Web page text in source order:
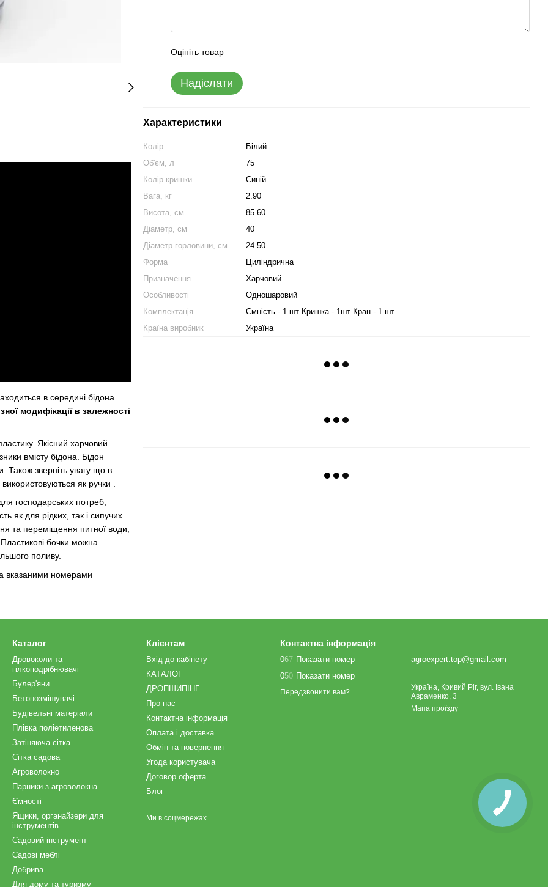
в середині бідона.
модифікації в залежності
Якісний харчовий
вмісту бідона. Бідон
Також зверніть увагу що в
як ручки .
господарських потреб,
як для рідких, так і сипучих
та переміщення питної води,
бочки можна
поливу.
вказаними номерами
Оцініть товар
Надіслати
Характеристики
Колір
Білий
Об'єм, л
75
Колір кришки
Синій
Вага, кг
2.90
Висота, см
85.60
Діаметр, см
40
Діаметр горловини, см
24.50
Форма
Циліндрична
Призначення
Харчовий
Особливості
Одношаровий
Комплектація
Ємність - 1 шт Кришка - 1шт Кран - 1 шт.
Країна виробник
Україна
Каталог
Дровоколи та
гілкоподрібнювачі
Булер'яни
Бетонозмішувачі
Будівельні матеріали
Плівка поліетиленова
Затіняюча сітка
Сітка садова
Агроволокно
Парники з агроволокна
Ємності
Ящики, органайзери для
інструментів
Садовий інструмент
Садові меблі
Добрива
Для дому та туризму
Клієнтам
Вхід до кабінету
КАТАЛОГ
ДРОПШИПІНГ
Про нас
Контактна інформація
Оплата і доставка
Обмін та повернення
Угода користувача
Договор оферта
Блог
Ми в соцмережах
Контактна інформація
067 Показати номер
050 Показати номер
Передзвонити вам?
agroexpert.top@gmail.com
Україна, Кривий Ріг, вул. Івана
Авраменко, 3
Мапа проїзду